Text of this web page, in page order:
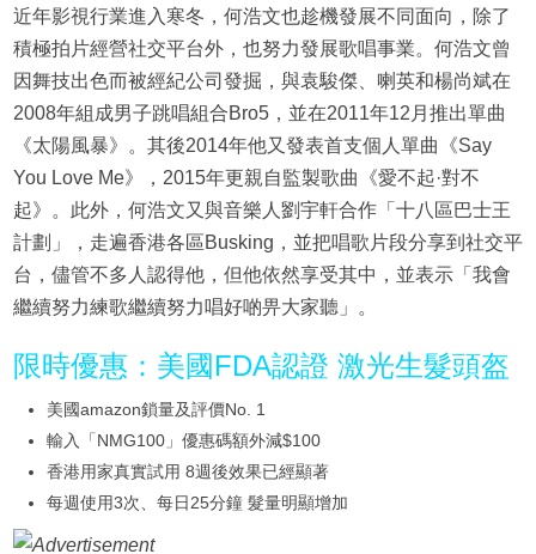
近年影視行業進入寒冬，何浩文也趁機發展不同面向，除了
積極拍片經營社交平台外，也努力發展歌唱事業。何浩文曾
因舞技出色而被經紀公司發掘，與袁駿傑、喇英和楊尚斌在
2008年組成男子跳唱組合Bro5，並在2011年12月推出單曲
《太陽風暴》。其後2014年他又發表首支個人單曲《Say
You Love Me》，2015年更親自監製歌曲《愛不起·對不
起》。此外，何浩文又與音樂人劉宇軒合作「十八區巴士王
計劃」，走遍香港各區Busking，並把唱歌片段分享到社交平
台，儘管不多人認得他，但他依然享受其中，並表示「我會
繼續努力練歌繼續努力唱好啲畀大家聽」。
限時優惠：美國FDA認證 激光生髮頭盔
美國amazon鎖量及評價No. 1
輸入「NMG100」優惠碼額外減$100
香港用家真實試用 8週後效果已經顯著
每週使用3次、每日25分鐘 髮量明顯增加